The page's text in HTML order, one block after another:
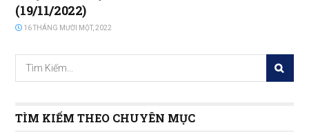
(19/11/2022)
16 THÁNG MƯỜI MỘT, 2022
TÌM KIẾM THEO CHUYÊN MỤC